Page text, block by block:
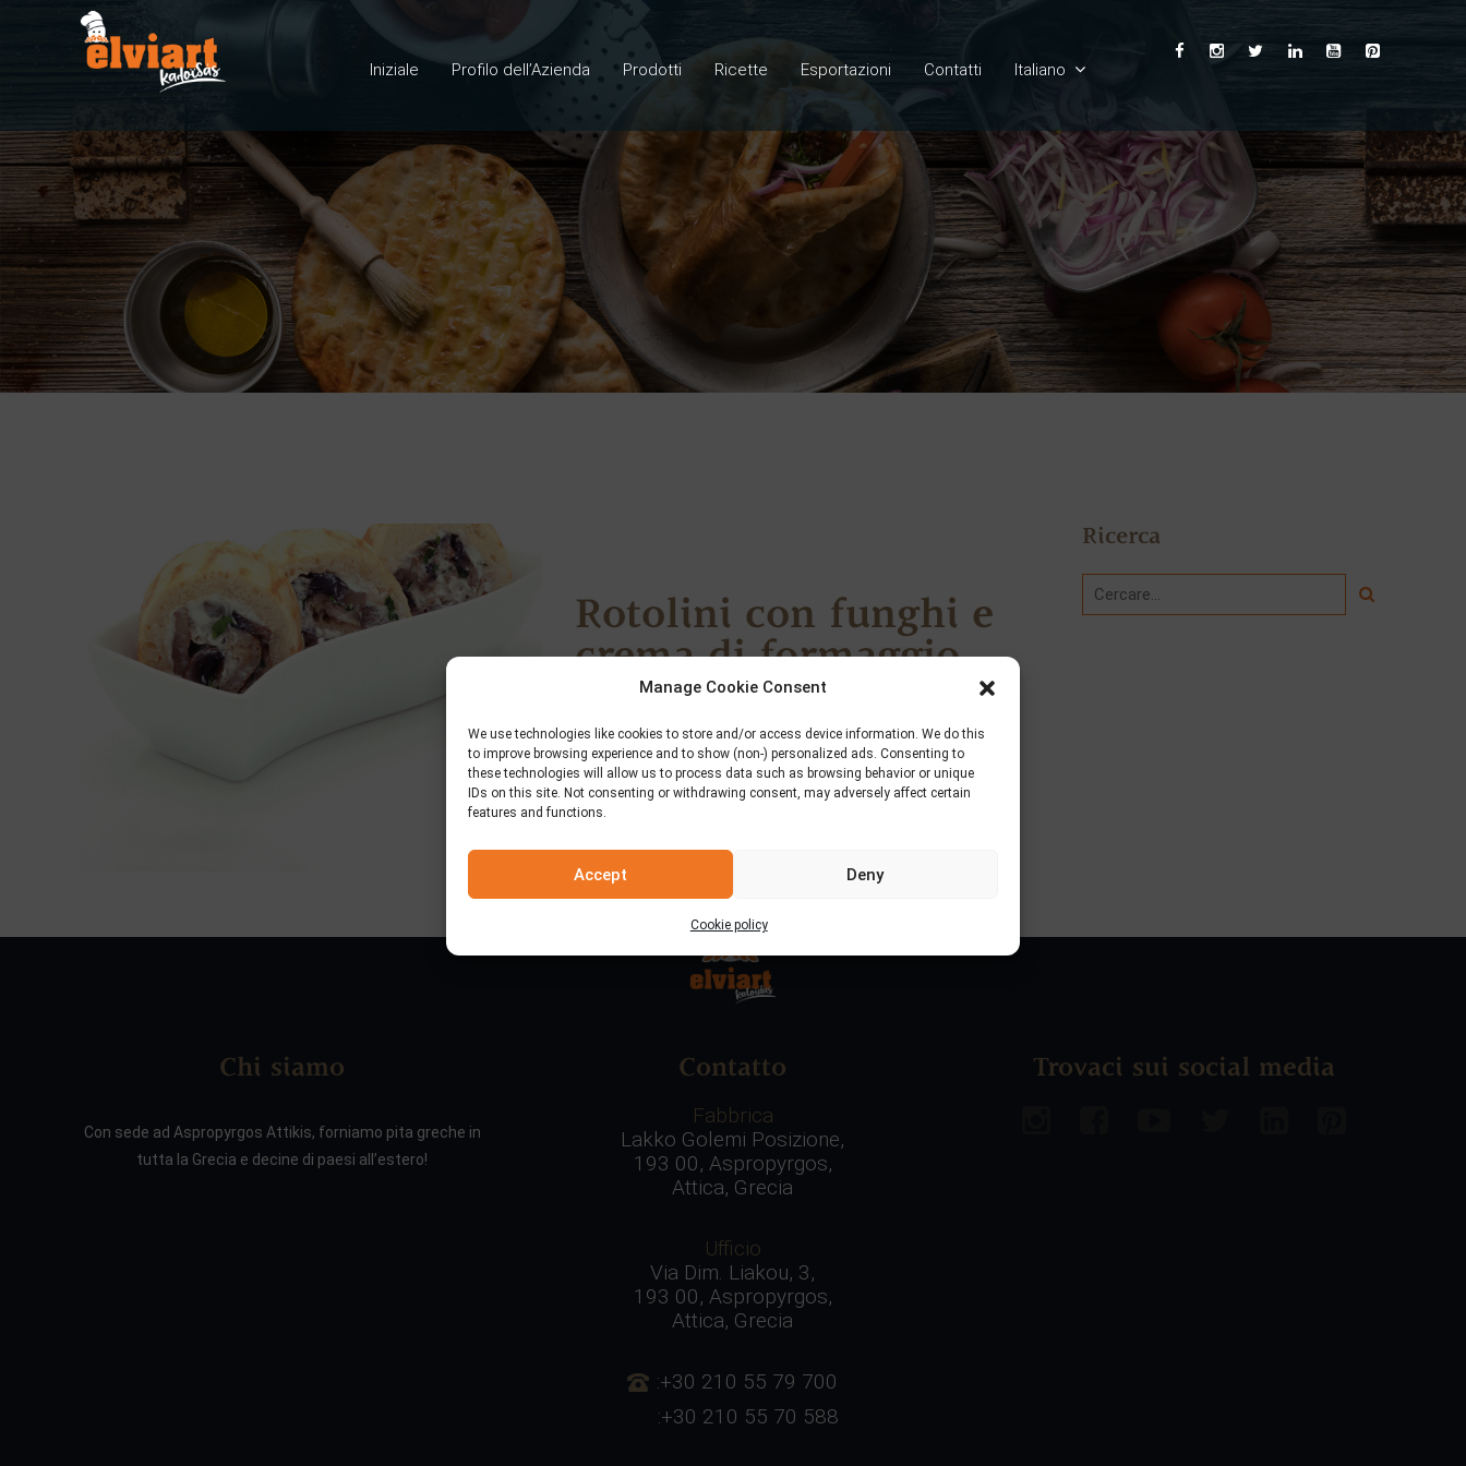
Manage Cookie Consent
We use technologies like cookies to store and/or access device information. We do this
to improve browsing experience and to show (non-) personalized ads. Consenting to
these technologies will allow us to process data such as browsing behavior or unique
IDs on this site. Not consenting or withdrawing consent, may adversely affect certain
features and functions.
Accept Deny
Cookie policy
Iniziale Profilo dell’Azienda Prodotti Ricette Esportazioni Contatti Italiano
English
Ελληνικά
Deutsch
Français
Español
Rotolini con funghi e
crema di formaggio
Ricerca
Chi siamo
Con sede ad Aspropyrgos Attikis, forniamo pita greche in
tutta la Grecia e decine di paesi all’estero!
Contatto
Fabbrica
Lakko Golemi Posizione,
193 00, Aspropyrgos,
Attica, Grecia
Ufficio
Via Dim. Liakou, 3,
193 00, Aspropyrgos,
Attica, Grecia
:+30 210 55 79 700
:+30 210 55 70 588
Trovaci sui social media